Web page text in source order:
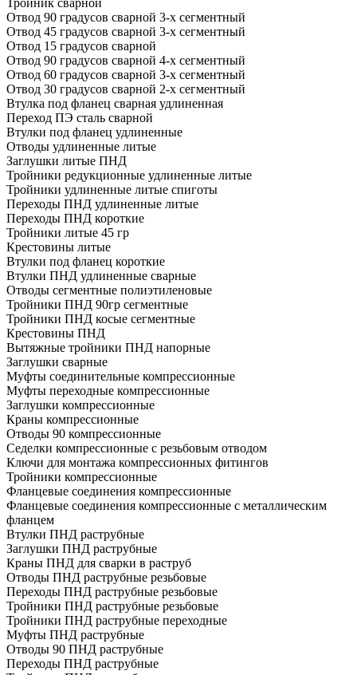
Тройник сварной
Отвод 90 градусов сварной 3-х сегментный
Отвод 45 градусов сварной 3-х сегментный
Отвод 15 градусов сварной
Отвод 90 градусов сварной 4-х сегментный
Отвод 60 градусов сварной 3-х сегментный
Отвод 30 градусов сварной 2-х сегментный
Втулка под фланец сварная удлиненная
Переход ПЭ сталь сварной
Втулки под фланец удлиненные
Отводы удлиненные литые
Заглушки литые ПНД
Тройники редукционные удлиненные литые
Тройники удлиненные литые спиготы
Переходы ПНД удлиненные литые
Переходы ПНД короткие
Тройники литые 45 гр
Крестовины литые
Втулки под фланец короткие
Втулки ПНД удлиненные сварные
Отводы сегментные полиэтиленовые
Тройники ПНД 90гр сегментные
Тройники ПНД косые сегментные
Крестовины ПНД
Вытяжные тройники ПНД напорные
Заглушки сварные
Муфты соединительные компрессионные
Муфты переходные компрессионные
Заглушки компрессионные
Краны компрессионные
Отводы 90 компрессионные
Седелки компрессионные с резьбовым отводом
Ключи для монтажа компрессионных фитингов
Тройники компрессионные
Фланцевые соединения компрессионные
Фланцевые соединения компрессионные с металлическим
фланцем
Втулки ПНД раструбные
Заглушки ПНД раструбные
Краны ПНД для сварки в раструб
Отводы ПНД раструбные резьбовые
Переходы ПНД раструбные резьбовые
Тройники ПНД раструбные резьбовые
Тройники ПНД раструбные переходные
Муфты ПНД раструбные
Отводы 90 ПНД раструбные
Переходы ПНД раструбные